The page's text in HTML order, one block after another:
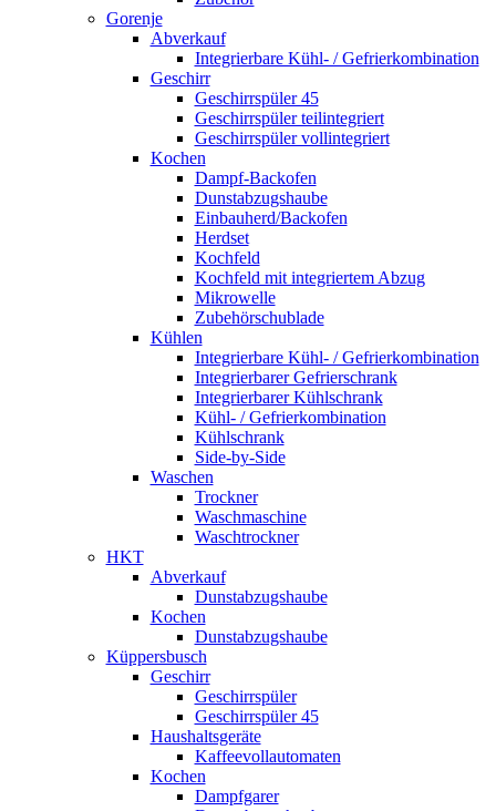
Gorenje
Abverkauf
Integrierbare Kühl- / Gefrierkombination
Geschirr
Geschirrspüler 45
Geschirrspüler teilintegriert
Geschirrspüler vollintegriert
Kochen
Dampf-Backofen
Dunstabzugshaube
Einbauherd/Backofen
Herdset
Kochfeld
Kochfeld mit integriertem Abzug
Mikrowelle
Zubehörschublade
Kühlen
Integrierbare Kühl- / Gefrierkombination
Integrierbarer Gefrierschrank
Integrierbarer Kühlschrank
Kühl- / Gefrierkombination
Kühlschrank
Side-by-Side
Waschen
Trockner
Waschmaschine
Waschtrockner
HKT
Abverkauf
Dunstabzugshaube
Kochen
Dunstabzugshaube
Küppersbusch
Geschirr
Geschirrspüler
Geschirrspüler 45
Haushaltsgeräte
Kaffeevollautomaten
Kochen
Dampfgarer